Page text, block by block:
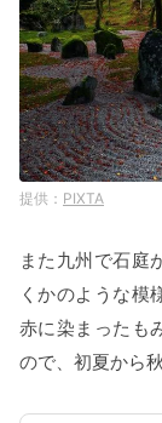
PIXTA
また九州で石庭
くかのような模
赤に染まったも
ので、初夏から